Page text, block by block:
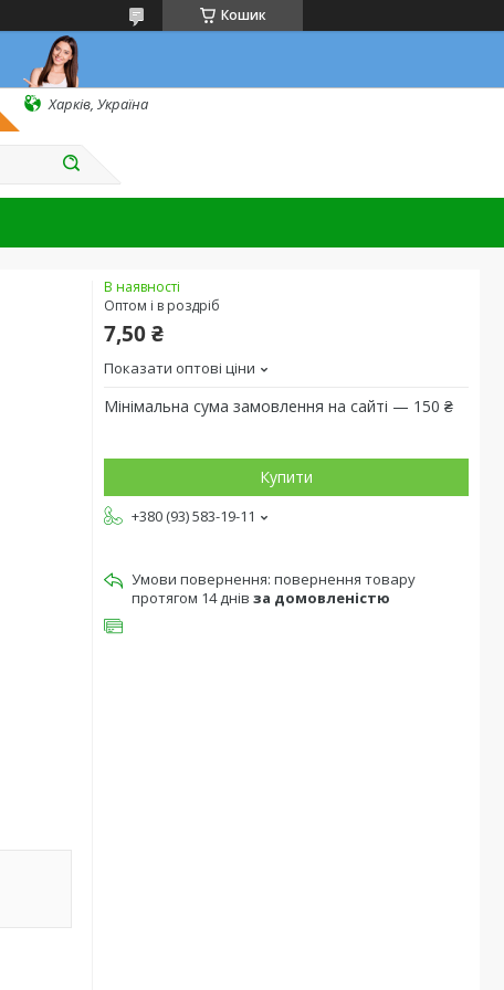
Кошик
Харків, Україна
В наявності
Оптом і в роздріб
7,50 ₴
Показати оптові ціни
Мінімальна сума замовлення на сайті — 150 ₴
Купити
+380 (93) 583-19-11
повернення товару
протягом 14 днів за домовленістю